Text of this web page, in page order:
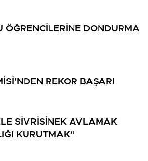
ÖĞRENCİLERİNE DONDURMA
REKOR BAŞARI
SİVRİSİNEK AVLAMAK
KURUTMAK”